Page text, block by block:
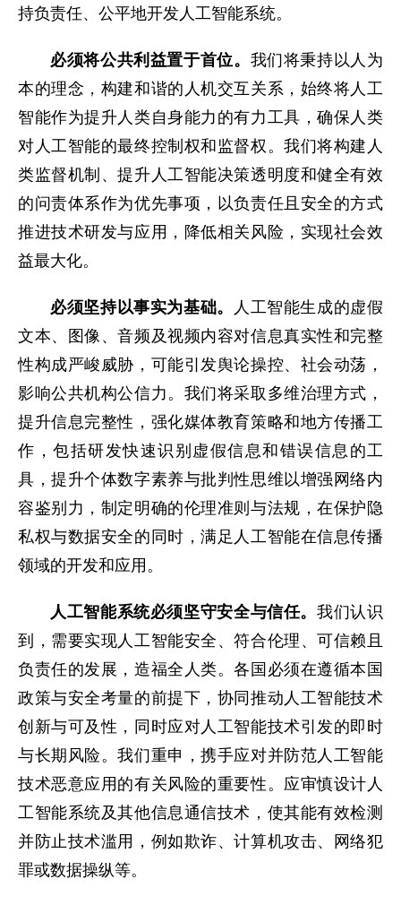
持负责任、公平地开发人工智能系统。
必须将公共利益置于首位。 我们将秉持以人为
本的理念，构建和谐的人机交互关系，始终将人工
智能作为提升人类自身能力的有力工具，确保人类
对人工智能的最终控制权和监督权。我们将构建人
类监督机制、提升人工智能决策透明度和健全有效
的问责体系作为优先事项，以负责任且安全的方式
推进技术研发与应用，降低相关风险，实现社会效
益最大化。
必须坚持以事实为基础。
人工智能生成的虚假
文本、图像、音频及视频内容对信息真实性和完整
性构成严峻威胁，可能引发舆论操控、社会动荡，
影响公共机构公信力。我们将采取多维治理方式，
提升信息完整性，强化媒体教育策略和地方传播工
作，包括研发快速识别虚假信息和错误信息的工
具，提升个体数字素养与批判性思维以增强网络内
容鉴别力，制定明确的伦理准则与法规，在保护隐
私权与数据安全的同时，满足人工智能在信息传播
领域的开发和应用。
人工智能系统必须坚守安全与信任。我们认识
到，需要实现人工智能安全、符合伦理、可信赖且
负责任的发展，造福全人类。各国必须在遵循本国
政策与安全考量的前提下，协同推动人工智能技术
创新与可及性，同时应对人工智能技术引发的即时
与长期风险。我们重申，携手应对并防范人工智能
技术恶意应用的有关风险的重要性。应审慎设计人
工智能系统及其他信息通信技术，使其能有效检测
并防止技术滥用，例如欺诈、计算机攻击、网络犯
罪或数据操纵等。